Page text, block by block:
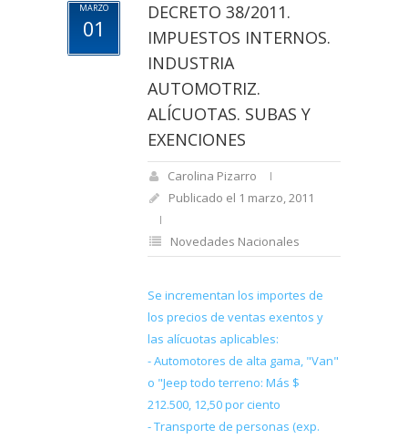
MARZO
01
DECRETO 38/2011.
IMPUESTOS INTERNOS.
INDUSTRIA
AUTOMOTRIZ.
ALÍCUOTAS. SUBAS Y
EXENCIONES
Carolina Pizarro
Publicado el 1 marzo, 2011
Novedades Nacionales
Se incrementan los importes de
los precios de ventas exentos y
las alícuotas aplicables:
- Automotores de alta gama, "Van"
o "Jeep todo terreno: Más $
212.500, 12,50 por ciento
- Transporte de personas (exp.